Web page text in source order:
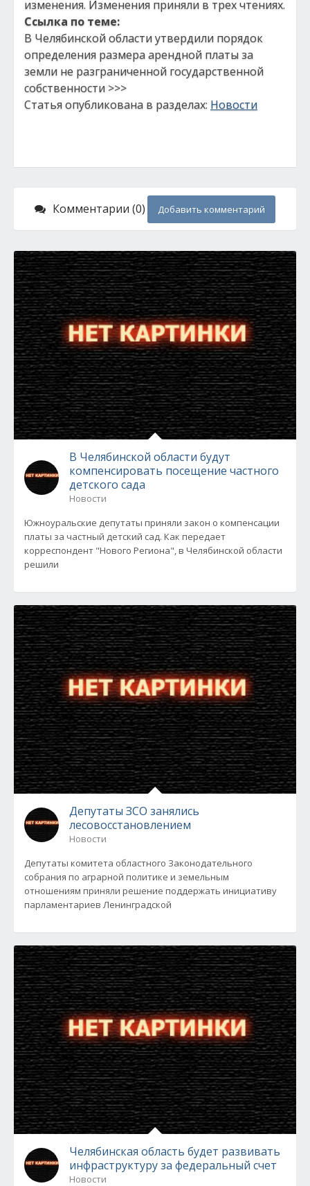
изменения. Изменения приняли в трех чтениях.
Ссылка по теме:
В Челябинской области утвердили порядок
определения размера арендной платы за
земли не разграниченной государственной
собственности >>>
Статья опубликована в разделах: Новости
Комментарии (0) Добавить комментарий
В Челябинской области будут
компенсировать посещение частного
детского сада
Новости
Южноуральские депутаты приняли закон о компенсации
платы за частный детский сад. Как передает
корреспондент "Нового Региона", в Челябинской области
решили
Депутаты ЗСО занялись
лесовосстановлением
Новости
Депутаты комитета областного Законодательного
собрания по аграрной политике и земельным
отношениям приняли решение поддержать инициативу
парламентариев Ленинградской
Челябинская область будет развивать
инфраструктуру за федеральный счет
Новости